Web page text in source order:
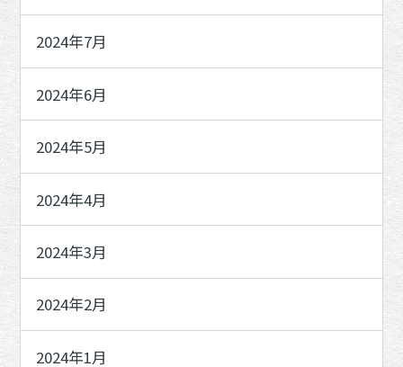
2024年7月
2024年6月
2024年5月
2024年4月
2024年3月
2024年2月
2024年1月